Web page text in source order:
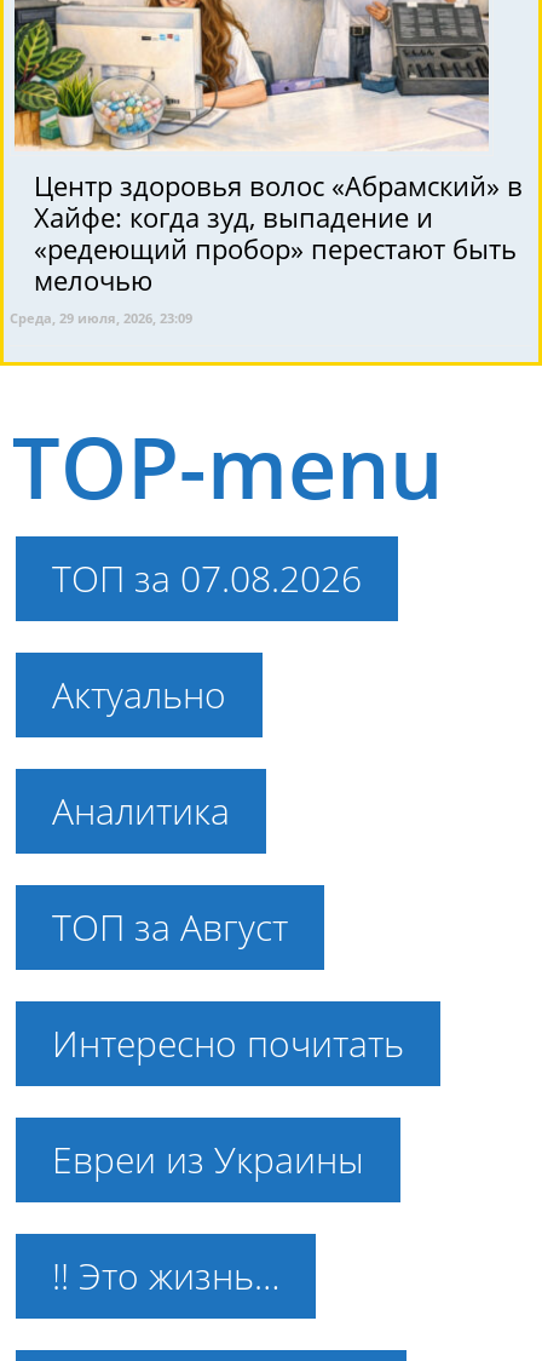
Центр здоровья волос «Абрaмский» в
Хайфе: когда зуд, выпадение и
«редеющий пробор» перестают быть
мелочью
Среда, 29 июля, 2026, 23:09
TOP-menu
ТОП за 07.08.2026
Актуально
Аналитика
ТОП за Август
Интересно почитать
Евреи из Украины
!! Это жизнь…